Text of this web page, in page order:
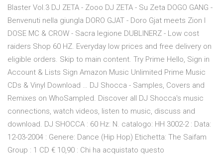
Blaster Vol.3 DJ ZETA - Zooo DJ ZETA - Su Zeta DOGO GANG -
Benvenuti nella giungla DORO GJAT - Doro Gjat meets Zion I
DOSE MC & CROW - Sacra legione DUBLINERZ - Low cost
raiders Shop 60 HZ. Everyday low prices and free delivery on
eligible orders. Skip to main content. Try Prime Hello, Sign in
Account & Lists Sign Amazon Music Unlimited Prime Music
CDs & Vinyl Download … DJ Shocca - Samples, Covers and
Remixes on WhoSampled. Discover all DJ Shocca's music
connections, watch videos, listen to music, discuss and
download. DJ SHOCCA : 60 Hz: N. catalogo: HH 3002-2 : Data:
12-03-2004 : Genere: Dance (Hip Hop) Etichetta: The Saifam
Group : 1 CD € 10,90 : Chi ha acquistato questo